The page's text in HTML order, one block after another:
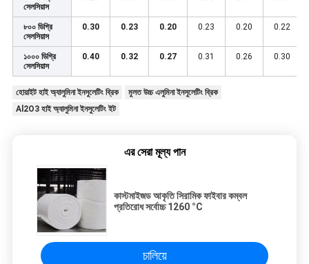
সেলসিয়াস
৮০০ ডিগ্রি
সেলসিয়াস
0.30 0.23 0.20 0.23 0.20 0.22
১০০০ ডিগ্রি
সেলসিয়াস
0.40 0.32 0.27 0.31 0.26 0.30
হোয়াইট হাই অ্যালুমিনা ইনসুলেটিং ব্রিক
মুলত উচ্চ এলুমিনা ইনসুলেটিং ব্রিক
Al2O3 হাই অ্যালুমিনা ইনসুলেটিং ইট
এর সেরা মূল্য পান
কাস্টমাইজড আকৃতি সিরামিক ফাইবার কম্বল
প্রতিরোধ সর্বোচ্চ 1260 °C
চালিয়ে